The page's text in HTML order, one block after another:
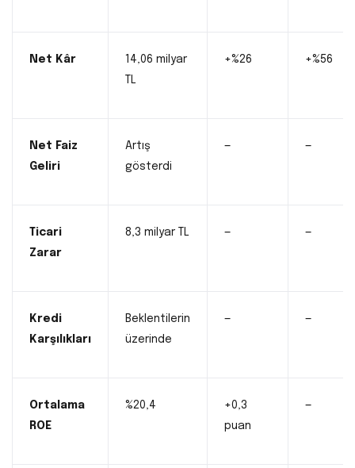
Net Kâr
14,06 milyar
TL
+%26 +%56
Net Faiz
Geliri
Artış
gösterdi
— —
Ticari
Zarar
8,3 milyar TL — —
Kredi
Karşılıkları
Beklentilerin
üzerinde
— —
Ortalama
ROE
%20,4
+0,3
puan
—